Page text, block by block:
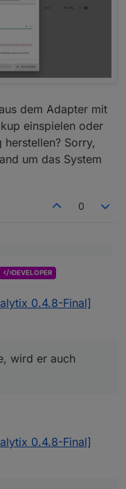
dem Adapter mit
einspielen oder
Sorry,
um das System
0
habe, wird er auch
Daten aus dem
das System neu
DEVELOPER
0.4.8-Final]
wird er auch
0.4.8-Final]